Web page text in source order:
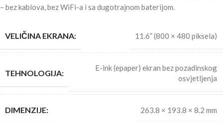
– bez kablova, bez WiFi-a i sa dugotrajnom baterijom.
VELIČINA EKRANA: 11.6” (800 × 480 piksela)
TEHNOLOGIJA:
E-ink (epaper) ekran bez pozadinskog
osvjetljenja
DIMENZIJE: 263.8 × 193.8 × 8.2 mm